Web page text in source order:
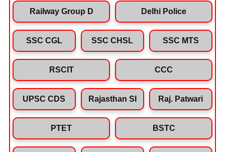
Railway Group D Delhi Police
SSC CGL SSC CHSL SSC MTS
RSCIT CCC
UPSC CDS Rajasthan SI Raj. Patwari
PTET BSTC